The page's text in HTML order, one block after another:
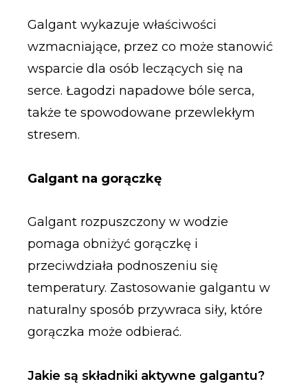
Galgant wykazuje właściwości
wzmacniające, przez co może stanowić
wsparcie dla osób leczących się na
serce. Łagodzi napadowe bóle serca,
także te spowodowane przewlekłym
stresem.
Galgant na gorączkę
Galgant rozpuszczony w wodzie
pomaga obniżyć gorączkę i
przeciwdziała podnoszeniu się
temperatury. Zastosowanie galgantu w
naturalny sposób przywraca siły, które
gorączka może odbierać.
Jakie są składniki aktywne galgantu?